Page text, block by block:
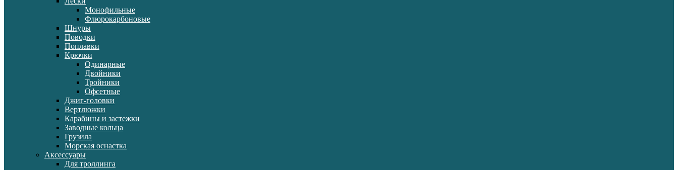
Монофильные
Флюрокарбоновые
Шнуры
Поводки
Поплавки
Крючки
Одинарные
Двойники
Тройники
Офсетные
Джиг-головки
Вертлюжки
Карабины и застежки
Заводные кольца
Грузила
Морская оснастка
Аксессуары
Для троллинга